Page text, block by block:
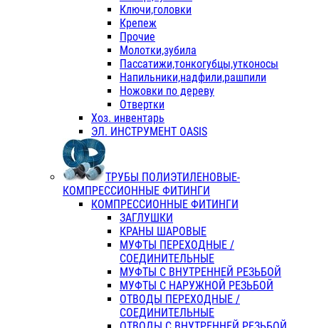
Ключи,головки
Крепеж
Прочие
Молотки,зубила
Пассатижи,тонкогубцы,утконосы
Напильники,надфили,рашпили
Ножовки по дереву
Отвертки
Хоз. инвентарь
ЭЛ. ИНСТРУМЕНТ OASIS
ТРУБЫ ПОЛИЭТИЛЕНОВЫЕ-
КОМПРЕССИОННЫЕ ФИТИНГИ
КОМПРЕССИОННЫЕ ФИТИНГИ
ЗАГЛУШКИ
КРАНЫ ШАРОВЫЕ
МУФТЫ ПЕРЕХОДНЫЕ /
СОЕДИНИТЕЛЬНЫЕ
МУФТЫ С ВНУТРЕННЕЙ РЕЗЬБОЙ
МУФТЫ С НАРУЖНОЙ РЕЗЬБОЙ
ОТВОДЫ ПЕРЕХОДНЫЕ /
СОЕДИНИТЕЛЬНЫЕ